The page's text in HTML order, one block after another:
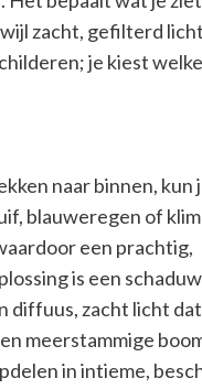
zacht, gefilterd
je kiest
naar binnen, kun
blauweregen of
een prachtig,
is een
diffuus, zacht licht dat
meerstammige
in intieme,